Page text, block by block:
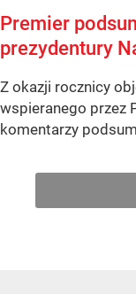
Premier
prezydentury
Z okazji rocznicy
wspieranego przez
komentarzy